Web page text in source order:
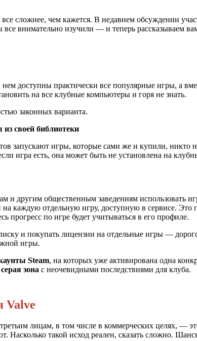
сложнее, чем кажется. В недавнем обсуждении
внимательно изучили — и теперь рассказываем
доступны практически все популярные игры, а
на все клубные компьютеры и горя не знать.
законных варианта.
своей библиотеки
запускают игры, которые сами же и купили,
игра есть, она может быть не установлена на
и другим общественным заведениям использовать
каждую отдельную игру, доступную в сервисе. Это
прогресс по игре будет учитываться в его профиле.
и покупать лицензии на отдельные игры —
игры.
Steam, на которых уже активирована одна
зона с неочевидными последствиями для клуба.
Valve
лицам, в том числе в коммерческих целях, —
Насколько такой исход реален, сказать сложно.